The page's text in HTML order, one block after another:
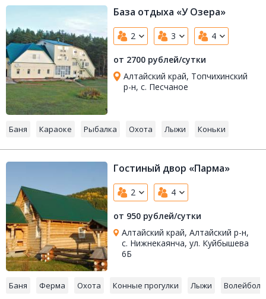
База отдыха «У Озера»
2 3 4
от 2700 рублей/сутки
Алтайский край, Топчихинский
р-н, с. Песчаное
Баня Караоке Рыбалка Охота Лыжи Коньки
Гостиный двор «Парма»
2 4
от 950 рублей/сутки
Алтайский край, Алтайский р-н,
с. Нижнекаянча, ул. Куйбышева
6Б
Баня Ферма Охота Конные прогулки Лыжи Волейбол